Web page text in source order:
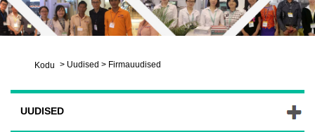
Kodu > Uudised > Firmauudised
UUDISED